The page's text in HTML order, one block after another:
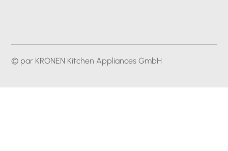
© par KRONEN Kitchen Appliances GmbH